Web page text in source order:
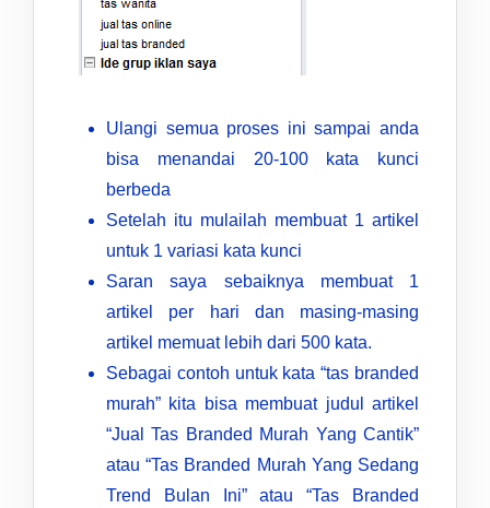
Ulangi semua proses ini sampai anda
bisa menandai 20-100 kata kunci
berbeda
Setelah itu mulailah membuat 1 artikel
untuk 1 variasi kata kunci
Saran saya sebaiknya membuat 1
artikel per hari dan masing-masing
artikel memuat lebih dari 500 kata.
Sebagai contoh untuk kata “tas branded
murah” kita bisa membuat judul artikel
“Jual Tas Branded Murah Yang Cantik”
atau “Tas Branded Murah Yang Sedang
Trend Bulan Ini” atau “Tas Branded